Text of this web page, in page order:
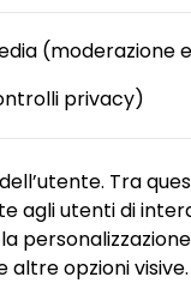
(moderazione e
privacy)
Tra
agli utenti di
opzioni visive.